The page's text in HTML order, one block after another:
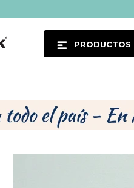
PRODUCTOS